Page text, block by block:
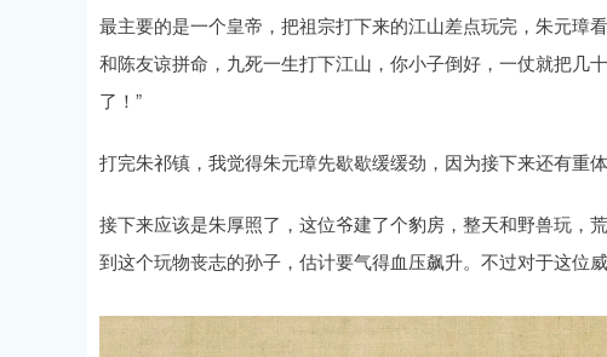
最主要的是一个皇帝，把祖宗打下来的江山差点玩完，朱元璋
和陈友谅拼命，九死一生打下江山，你小子倒好，一仗就把几
了！”
打完朱祁镇，我觉得朱元璋先歇歇缓缓劲，因为接下来还有重体
接下来应该是朱厚照了，这位爷建了个豹房，整天和野兽玩，
到这个玩物丧志的孙子，估计要气得血压飙升。不过对于这位